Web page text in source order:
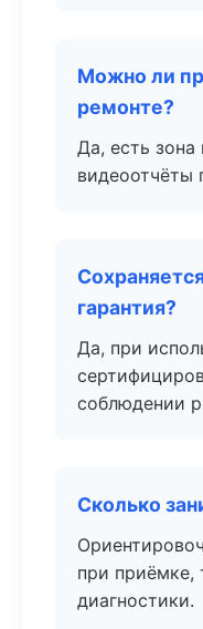
Можно ли
ремонте?
Да, есть
видеоотчёты
гарантия?
Да, при
соблюдении
Сколько
при приёмке,
диагностики.